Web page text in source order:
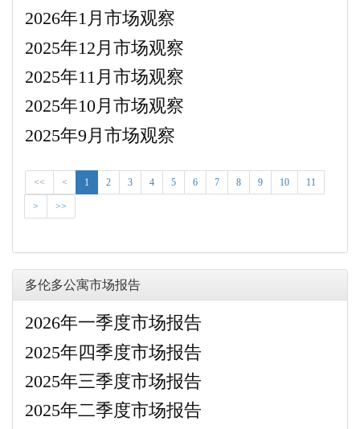
2026年1月市场观察
2025年12月市场观察
2025年11月市场观察
2025年10月市场观察
2025年9月市场观察
<< < 1 2 3 4 5 6 7 8 9 10 11
> >>
多伦多公寓市场报告
2026年一季度市场报告
2025年四季度市场报告
2025年三季度市场报告
2025年二季度市场报告